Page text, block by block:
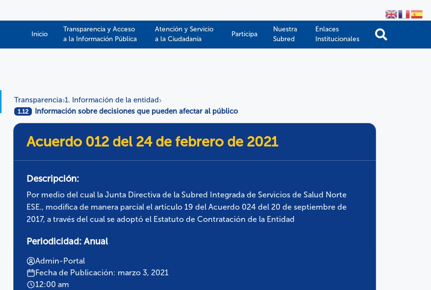
Inicio
Transparencia y Acceso
a la Información Pública​​
Atención y Servicio
a la Ciudadanía
Participa
Nuestra
Subred
Enlaces
Institucionales
Transparencia›1. Información de la entidad›
1.12 Información sobre decisiones que pueden afectar al público
Acuerdo 012 del 24 de febrero de 2021
Descripción:
Por medio del cual la Junta Directiva de la Subred Integrada de Servicios de Salud Norte
ESE., modifica de manera parcial el artículo 19 del Acuerdo 024 del 20 de septiembre de
2017, a través del cual se adoptó el Estatuto de Contratación de la Entidad
Periodicidad: Anual
Admin-Portal
Fecha de Publicación: marzo 3, 2021
12:00 am